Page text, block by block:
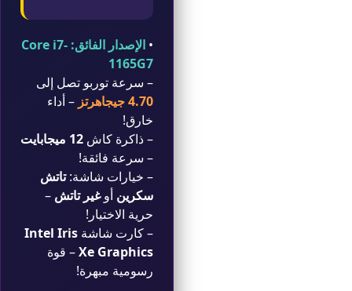
•
الإصدار الفائق: Core i7-
1165G7
– سرعة توربو تصل إلى
4.70 جيجاهرتز
– أداء
خارق!
– ذاكرة كاش 12 ميجابايت
– سرعة فائقة!
– خيارات شاشة:تاتش
سكرين أوغير تاتش –
حرية الاختيار!
– كارت شاشة Intel Iris
Xe Graphics– قوة
رسومية مبهرة!